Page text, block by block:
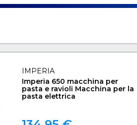
IMPERIA
Imperia 650 macchina per
pasta e ravioli Macchina per la
pasta elettrica